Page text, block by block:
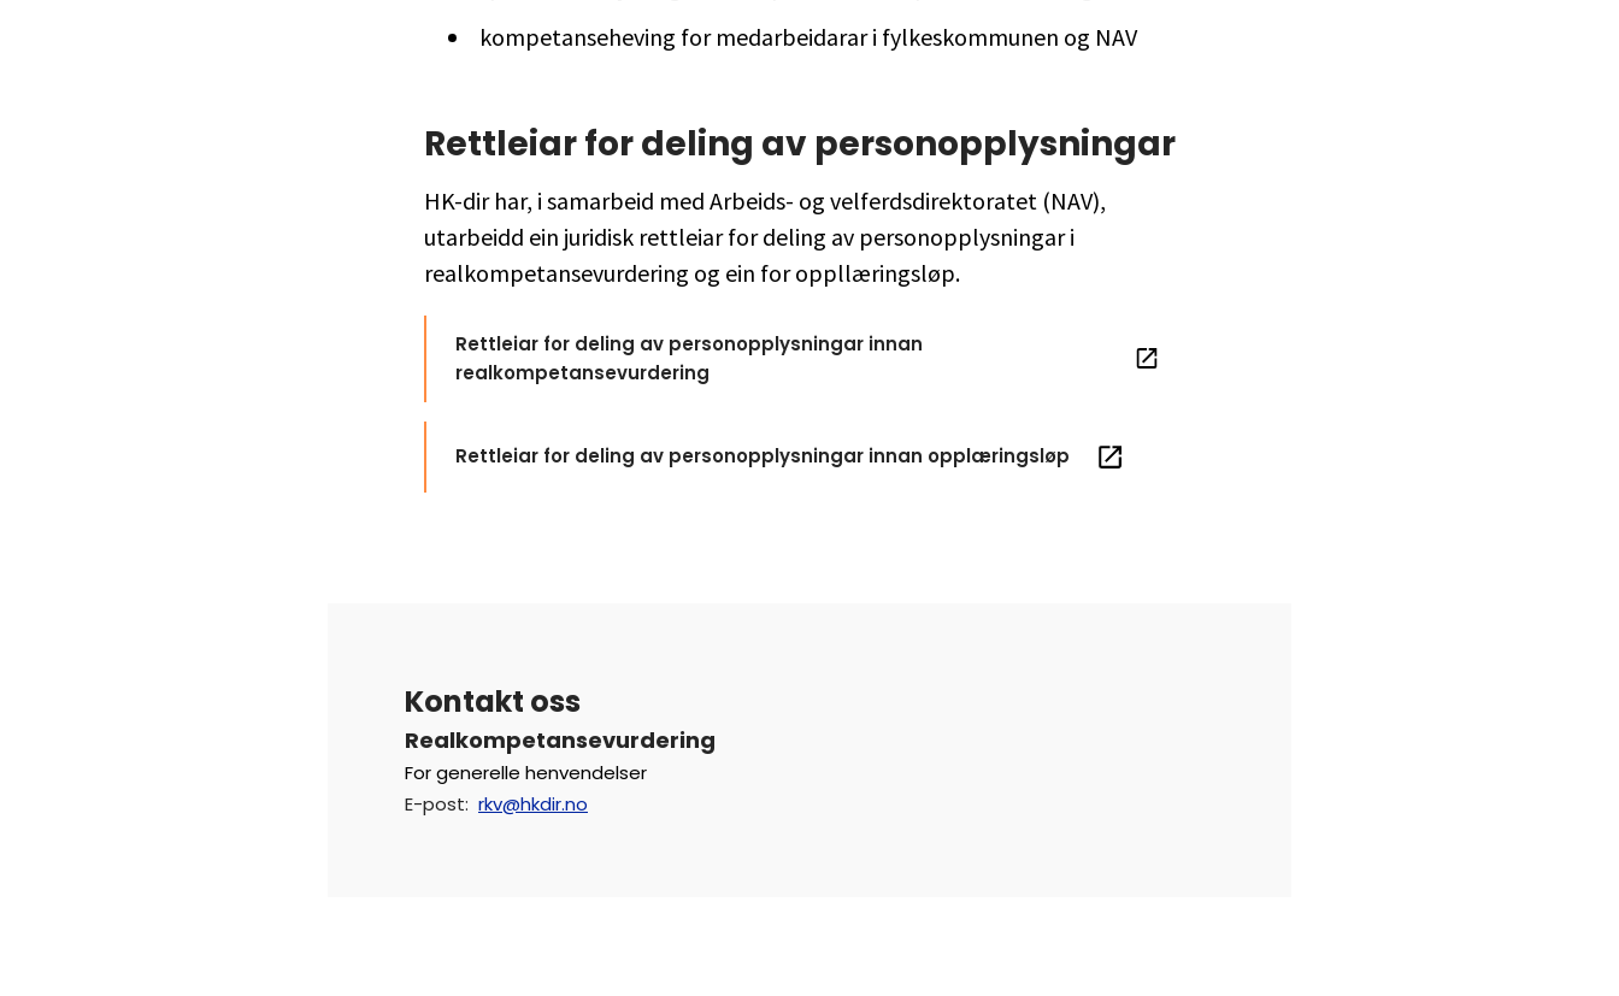
kompetanseheving for medarbeidarar i fylkeskommunen og NAV
Rettleiar for deling av personopplysningar
HK-dir har, i samarbeid med Arbeids- og velferdsdirektoratet (NAV),
utarbeidd ein juridisk rettleiar for deling av personopplysningar i
realkompetansevurdering og ein for oppllæringsløp.
Rettleiar for deling av personopplysningar innan
realkompetansevurdering
Rettleiar for deling av personopplysningar innan opplæringsløp
Kontakt oss
Realkompetansevurdering
For generelle henvendelser
E-post: rkv@hkdir.no